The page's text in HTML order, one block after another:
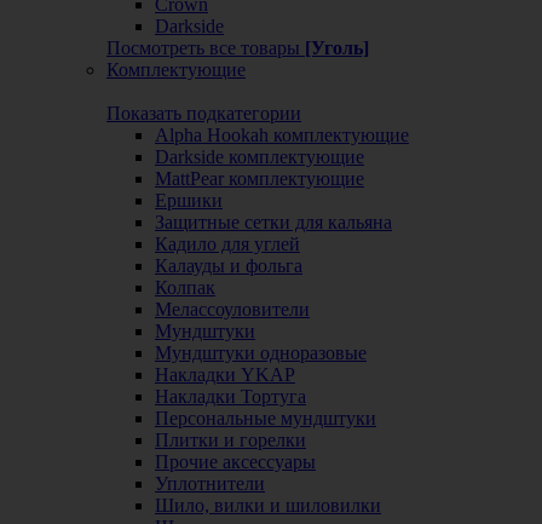
Darkside
Посмотреть все товары [Уголь]
Комплектующие
Показать подкатегории
Alpha Hookah комплектующие
Darkside комплектующие
MattPear комплектующие
Ершики
Защитные сетки для кальяна
Кадило для углей
Калауды и фольга
Колпак
Мелассоуловители
Мундштуки
Мундштуки одноразовые
Накладки YKAP
Накладки Тортуга
Персональные мундштуки
Плитки и горелки
Прочие аксессуары
Уплотнители
Шило, вилки и шиловилки